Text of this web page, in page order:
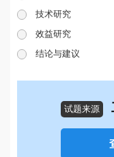
技术研究
效益研究
结论与建议
试题来源